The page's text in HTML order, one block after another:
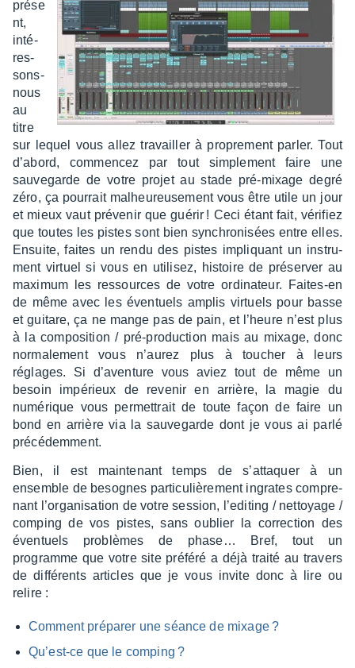
prése
nt,
inté­
res­
sons-
nous
au
titre
sur lequel vous allez travailler à propre­ment parler. Tout
d’abord, commen­cez par tout simple­ment faire une
sauve­garde de votre projet au stade pré-mixage degré
zéro, ça pour­rait malheu­reu­se­ment vous être utile un jour
et mieux vaut préve­nir que guérir ! Ceci étant fait, véri­fiez
que toutes les pistes sont bien synchro­ni­sées entre elles.
Ensuite, faites un rendu des pistes impliquant un instru­
ment virtuel si vous en utili­sez, histoire de préser­ver au
maxi­mum les ressources de votre ordi­na­teur. Faites-en
de même avec les éven­tuels amplis virtuels pour basse
et guitare, ça ne mange pas de pain, et l’heure n’est plus
à la compo­si­tion / pré-produc­tion mais au mixage, donc
norma­le­ment vous n’au­rez plus à toucher à leurs
réglages. Si d’aven­ture vous aviez tout de même un
besoin impé­rieux de reve­nir en arrière, la magie du
numé­rique vous permet­trait de toute façon de faire un
bond en arrière via la sauve­garde dont je vous ai parlé
précé­dem­ment.
Bien, il est main­te­nant temps de s’at­taquer à un
ensemble de besognes parti­cu­liè­re­ment ingrates compre­
nant l’or­ga­ni­sa­tion de votre session, l’edi­ting / nettoyage /
comping de vos pistes, sans oublier la correc­tion des
éven­tuels problèmes de phase… Bref, tout un
programme que votre site préféré a déjà traité au travers
de diffé­rents articles que je vous invite donc à lire ou
relire :
Comment prépa­rer une séance de mixage ?
Qu’est-ce que le comping ?